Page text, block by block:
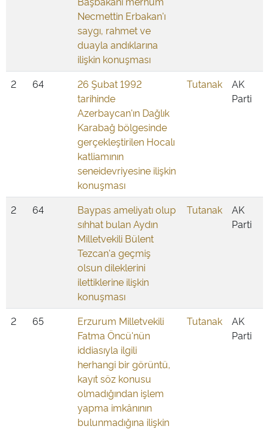
Necmettin Erbakan'ı
saygı, rahmet ve
duayla andıklarına
ilişkin konuşması
2 64
26 Şubat 1992
tarihinde
Azerbaycan'ın Dağlık
Karabağ bölgesinde
gerçekleştirilen Hocalı
katliamının
seneidevriyesine ilişkin
konuşması
Tutanak
AK
Parti
2 64
Baypas ameliyatı olup
sıhhat bulan Aydın
Milletvekili Bülent
Tezcan'a geçmiş
olsun dileklerini
ilettiklerine ilişkin
konuşması
Tutanak
AK
Parti
2 65
Erzurum Milletvekili
Fatma Öncü'nün
iddiasıyla ilgili
herhangi bir görüntü,
kayıt söz konusu
olmadığından işlem
yapma imkânının
bulunmadığına ilişkin
Tutanak
AK
Parti